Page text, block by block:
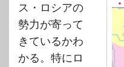
ス・ロシアの
勢力が寄って
きているかわ
かる。特にロ